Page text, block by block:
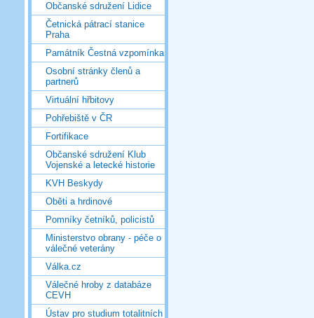
Občanské sdružení Lidice
Četnická pátrací stanice
Praha
Památník Čestná vzpomínka
Osobní stránky členů a
partnerů
Virtuální hřbitovy
Pohřebiště v ČR
Fortifikace
Občanské sdružení Klub
Vojenské a letecké historie
KVH Beskydy
Oběti a hrdinové
Pomníky četníků, policistů
Ministerstvo obrany - péče o
válečné veterány
Válka.cz
Válečné hroby z databáze
CEVH
Ústav pro studium totalitních